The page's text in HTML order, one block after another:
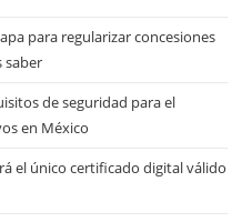
para regularizar concesiones
saber
de seguridad para el
en México
el único certificado digital válido